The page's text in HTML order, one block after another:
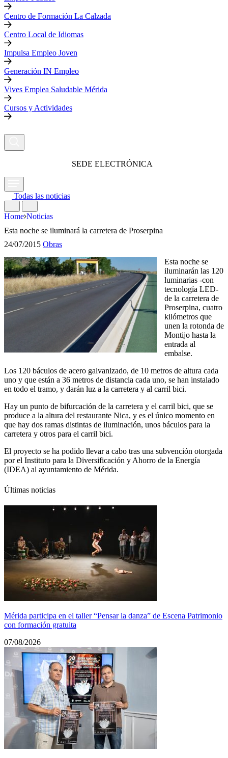
Centro de Formación La Calzada
Centro Local de Idiomas
Impulsa Empleo Joven
Generación IN Empleo
Vives Emplea Saludable Mérida
Cursos y Actividades
SEDE ELECTRÓNICA
Todas las noticias
Home Noticias
Esta noche se iluminará la carretera de Proserpina
24/07/2015 Obras
Esta noche se
iluminarán las 120
luminarias -con
tecnología LED-
de la carretera de
Proserpina, cuatro
kilómetros que
unen la rotonda de
Montijo hasta la
entrada al
embalse.
Los 120 báculos de acero galvanizado, de 10 metros de altura cada
uno y que están a 36 metros de distancia cada uno, se han instalado
en todo el tramo, y darán luz a la carretera y al carril bici.
Hay un punto de bifurcación de la carretera y el carril bici, que se
produce a la altura del restaurante Nica, y es el único momento en
que hay dos ramas distintas de iluminación, unos báculos para la
carretera y otros para el carril bici.
El proyecto se ha podido llevar a cabo tras una subvención otorgada
por el Instituto para la Diversificación y Ahorro de la Energía
(IDEA) al ayuntamiento de Mérida.
Últimas noticias
Mérida participa en el taller “Pensar la danza” de Escena Patrimonio
con formación gratuita
07/08/2026